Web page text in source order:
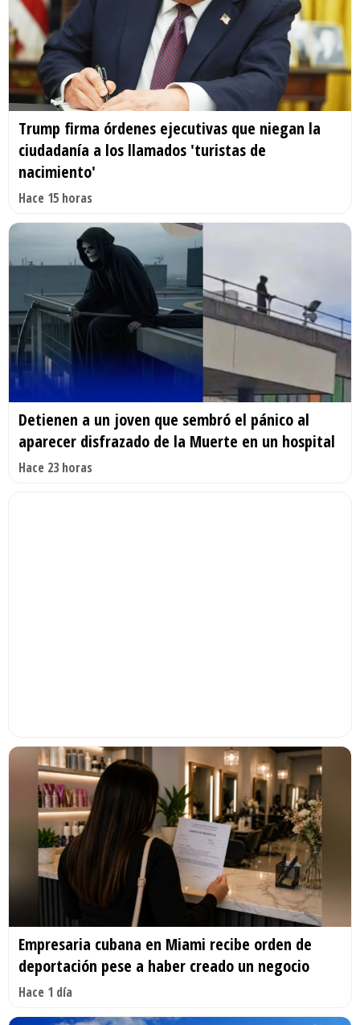
Trump firma órdenes ejecutivas que niegan la
ciudadanía a los llamados 'turistas de
nacimiento'
Hace 15 horas
Detienen a un joven que sembró el pánico al
aparecer disfrazado de la Muerte en un hospital
Hace 23 horas
Empresaria cubana en Miami recibe orden de
deportación pese a haber creado un negocio
Hace 1 día